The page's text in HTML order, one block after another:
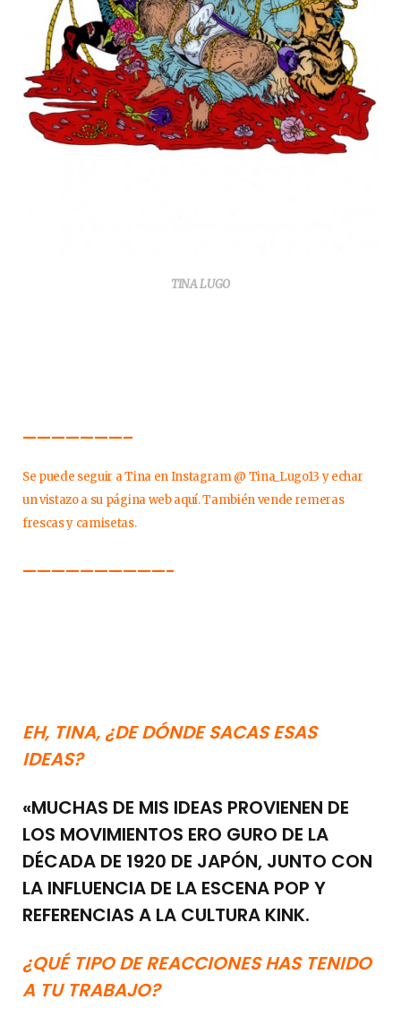
TINA LUGO
———————–
Se puede seguir a Tina en Instagram @ Tina_Lugo13 y echar
un vistazo a su página web aquí. También vende remeras
frescas y camisetas.
——————————-
EH, TINA, ¿DE DÓNDE SACAS ESAS
IDEAS?
«MUCHAS DE MIS IDEAS PROVIENEN DE
LOS MOVIMIENTOS ERO GURO DE LA
DÉCADA DE 1920 DE JAPÓN, JUNTO CON
LA INFLUENCIA DE LA ESCENA POP Y
REFERENCIAS A LA CULTURA KINK.
¿QUÉ TIPO DE REACCIONES HAS TENIDO
A TU TRABAJO?